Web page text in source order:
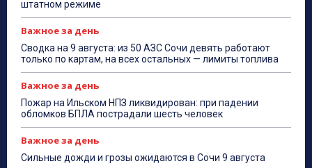
штатном режиме
Важное за день
Сводка на 9 августа: из 50 АЗС Сочи девять работают
только по картам, на всех остальных — лимиты топлива
Важное за день
Пожар на Ильском НПЗ ликвидирован: при падении
обломков БПЛА пострадали шесть человек
Важное за день
Сильные дожди и грозы ожидаются в Сочи 9 августа